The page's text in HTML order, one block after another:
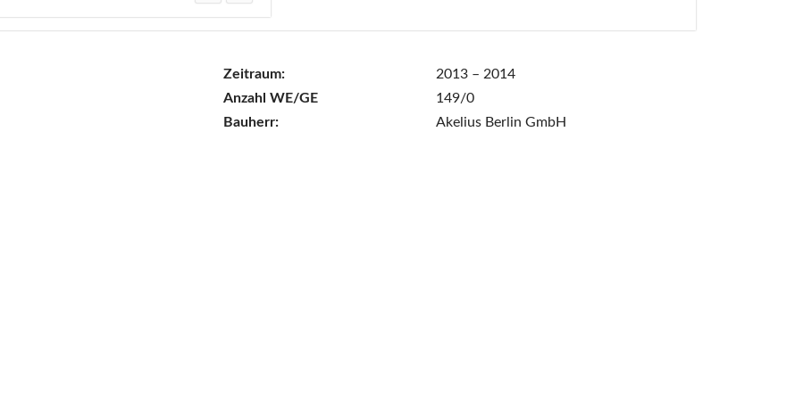
Zeitraum:
2013 – 2014
Anzahl WE/GE
149/0
Bauherr:
Akelius Berlin GmbH